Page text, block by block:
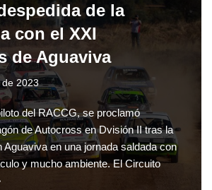
de la
con el XXI
de Aguaviva
2023
del RACCG, se proclamó
de Autocross en Dvisión II tras la
Aguaviva en una jornada saldada con
y mucho ambiente. El Circuito